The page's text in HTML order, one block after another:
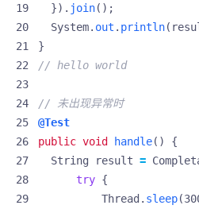
}). join();
System. out . println(
}
// hello world
// 未出现异常时
@Test
public void handle()
{
String
result =
try {
Thread . sleep(